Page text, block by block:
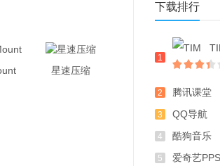
星速压缩
下载排行
1
2 腾讯课堂
3 QQ导航
4 酷狗音乐
5 爱奇艺